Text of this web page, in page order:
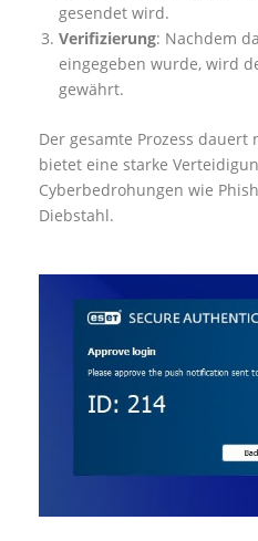
gesendet wird.
Verifizierung: Nachdem
eingegeben wurde, wird
gewährt.
Der gesamte Prozess
bietet eine starke
Cyberbedrohungen wie
Diebstahl.